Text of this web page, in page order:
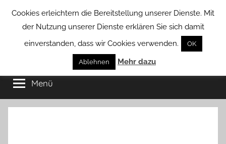
Borstel
von
Groß
Borstel
Menü
Cookies erleichtern die Bereitstellung unserer Dienste. Mit
der Nutzung unserer Dienste erklären Sie sich damit
einverstanden, dass wir Cookies verwenden.
OK
Ablehnen Mehr dazu